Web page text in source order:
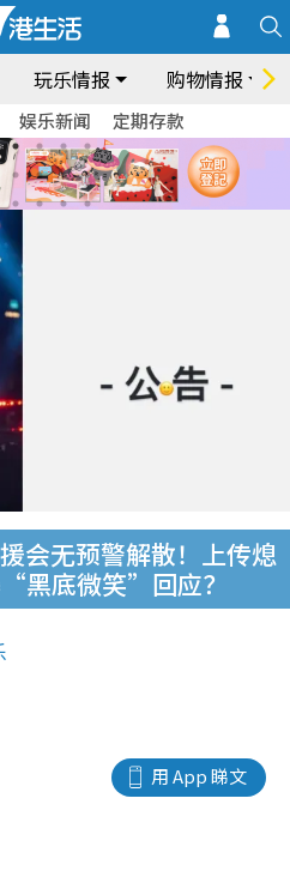
玩乐情报 购物情报
娱乐新闻 定期存款
会无预警解散！上传熄
黑底微笑”回应？
用 App 睇文